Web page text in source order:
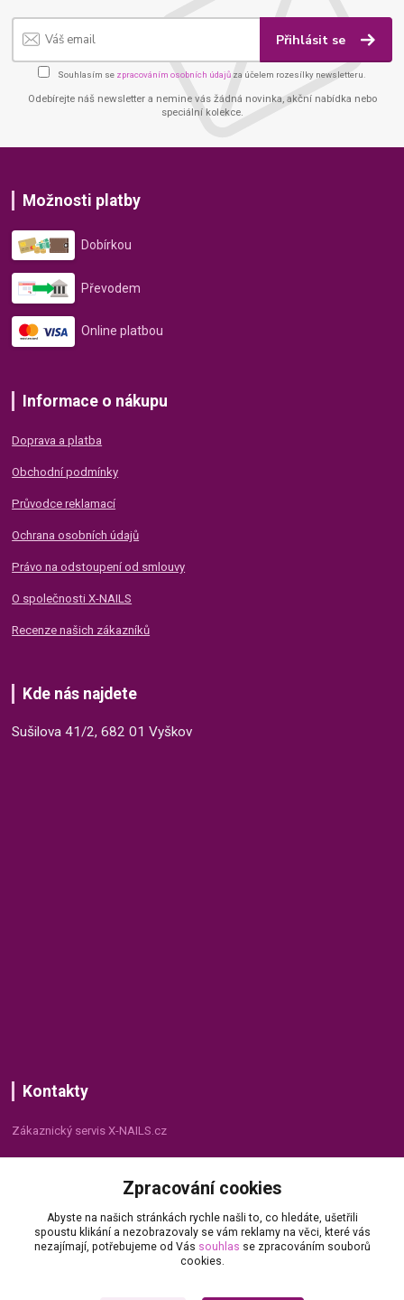
Přihlásit se
Souhlasím se zpracováním osobních údajů za účelem rozesílky newsletteru.
Odebírejte náš newsletter a nemine vás žádná novinka, akční nabídka nebo
speciální kolekce.
Možnosti platby
Dobírkou
Převodem
Online platbou
Informace o nákupu
Doprava a platba
Obchodní podmínky
Průvodce reklamací
Ochrana osobních údajů
Právo na odstoupení od smlouvy
O společnosti X-NAILS
Recenze našich zákazníků
Kde nás najdete
Sušilova 41/2, 682 01 Vyškov
Kontakty
Zákaznický servis X-NAILS.cz
+420 735 055 075
info@x-nails.cz
Zpracování cookies
Abyste na našich stránkách rychle našli to, co hledáte, ušetřili
spoustu klikání a nezobrazovaly se vám reklamy na věci, které vás
nezajímají, potřebujeme od Vás souhlas se zpracováním souborů
cookies.